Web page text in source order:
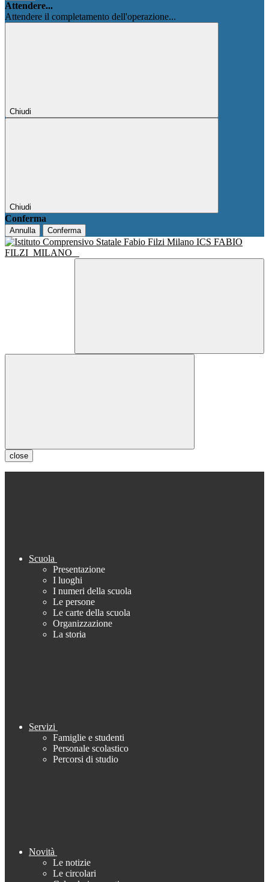
Attendere...
Attendere il completamento dell'operazione...
Chiudi
Chiudi
Conferma
Annulla Conferma
ICS FABIO
FILZI MILANO
close
Scuola
Presentazione
I luoghi
I numeri della scuola
Le persone
Le carte della scuola
Organizzazione
La storia
Servizi
Famiglie e studenti
Personale scolastico
Percorsi di studio
Novità
Le notizie
Le circolari